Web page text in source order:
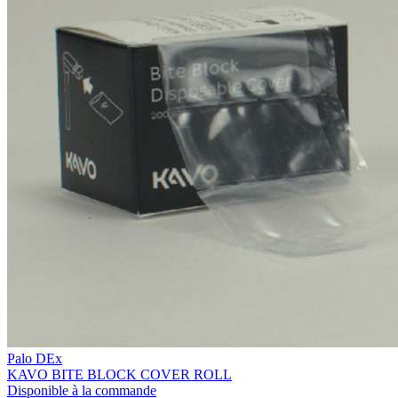
Palo DEx
KAVO BITE BLOCK COVER ROLL
Disponible à la commande